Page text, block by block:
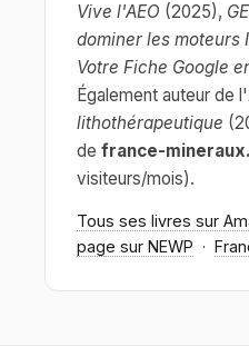
Vive l'AEO (2025),
dominer les moteurs
Votre Fiche Google
Également auteur de l'
lithothérapeutique
de france-
visiteurs/mois).
Tous ses livres sur
page sur NEWP ·